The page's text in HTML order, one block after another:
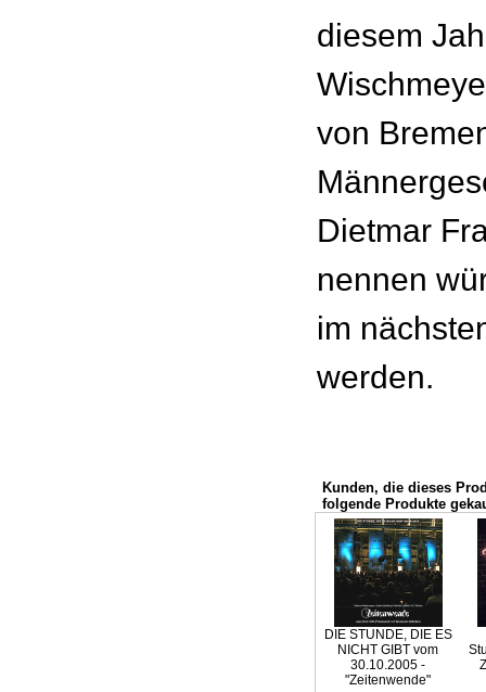
diesem
von
Dietmar
nennen
im
werden.
Kunden, die dieses
folgende Produkte
DIE STUNDE, DIE ES
NICHT GIBT vom
30.10.2005 -
"Zeitenwende"